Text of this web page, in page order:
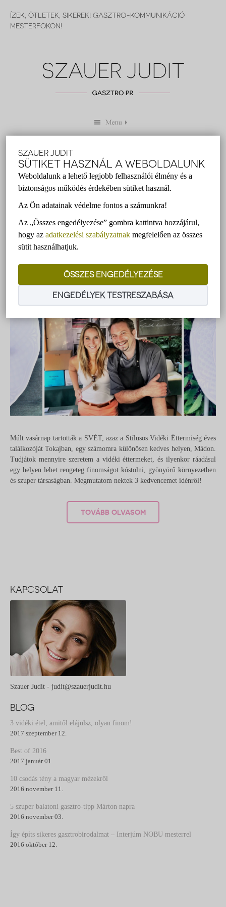
SZAUER JUDIT
SÜTIKET HASZNÁL A WEBOLDALUNK
Weboldalunk a lehető legjobb felhasználói élmény és a
biztonságos működés érdekében sütiket használ.
Az Ön adatainak védelme fontos a számunkra!
Az „Összes engedélyezése” gombra kattintva hozzájárul,
hogy az adatkezelési szabályzatnak megfelelően az összes
sütit használhatjuk.
ÖSSZES ENGEDÉLYEZÉSE
ENGEDÉLYEK TESTRESZABÁSA
ÍZEK, ÖTLETEK, SIKEREK! GASZTRO-KOMMUNIKÁCIÓ
MESTERFOKON!
3 VIDÉKI ÉTEL, AMITŐL ELÁJULSZ,
OLYAN FINOM!
Szauer Judit 2017 szeptember 12.
, gasztronómia , Svét Szauer Judit,
vidéki
gasztronómia
Múlt vasárnap tartották a SVÉT, azaz a Stílusos Vidéki Éttermiség éves
találkozóját Tokajban, egy számomra különösen kedves helyen, Mádon.
Tudjátok mennyire szeretem a vidéki éttermeket, és ilyenkor ráadásul
egy helyen lehet rengeteg finomságot kóstolni, gyönyörű környezetben
és szuper társaságban. Megmutatom nektek 3 kedvencemet idénről!
TOVÁBB OLVASOM
KAPCSOLAT
Szauer Judit - judit@szauerjudit.hu
BLOG
3 vidéki étel, amitől elájulsz, olyan finom!
2017 szeptember 12.
Best of 2016
2017 január 01.
10 csodás tény a magyar mézekről
2016 november 11.
5 szuper balatoni gasztro-tipp Márton napra
2016 november 03.
Így építs sikeres gasztrobirodalmat – Interjúm NOBU mesterrel
2016 október 12.